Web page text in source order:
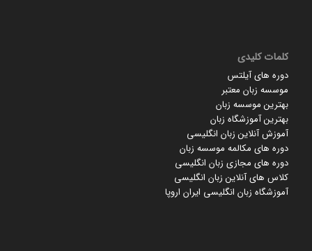
کلمات کلیدی
دوره های آیلتس
موسسه زبان معتبر
بهترین موسسه زبان
بهترین آموزشگاه زبان
آموزش آنلاین زبان انگلیسی
دوره های مکالمه موسسه زبان
دوره های مجازی زبان انگلیسی
کلاس های آنلاین زبان انگلیسی
آموزشگاه زبان انگلیسی ایران اروپا